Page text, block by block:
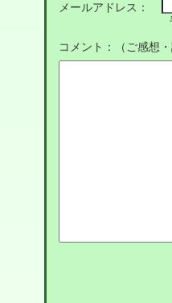
メールアドレス：
コメント：（ご感想・